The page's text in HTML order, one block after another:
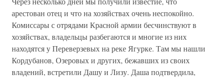
арестован отец и что на хозяйствах очень неспокойно.
Комиссары с отрядами Красной армии бесчинствуют в
хозяйствах, владельцы разбегаются и многие из них
находятся у Переверзевых на реке Ягурке. Там мы нашли
Кордубанов, Озеровых и других, бежавших из своих
владений, встретили Дашу и Лизу. Даша подтвердила,